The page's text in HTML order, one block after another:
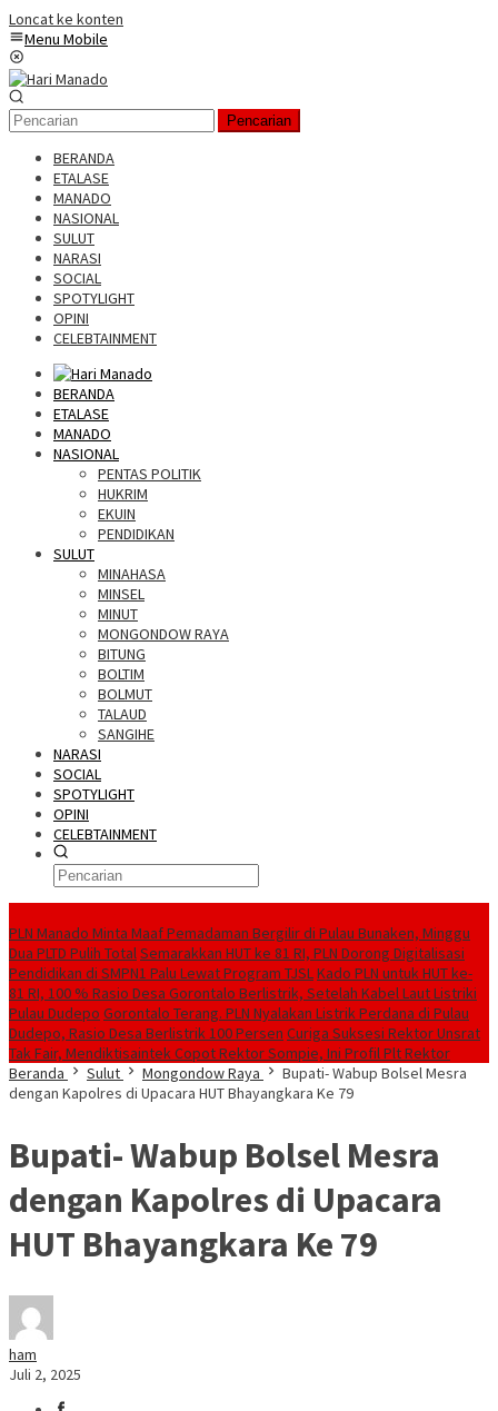
Loncat ke konten
Menu Mobile
Pencarian
BERANDA
ETALASE
MANADO
NASIONAL
SULUT
NARASI
SOCIAL
SPOTYLIGHT
OPINI
CELEBTAINMENT
BERANDA
ETALASE
MANADO
NASIONAL
PENTAS POLITIK
HUKRIM
EKUIN
PENDIDIKAN
SULUT
MINAHASA
MINSEL
MINUT
MONGONDOW RAYA
BITUNG
BOLTIM
BOLMUT
TALAUD
SANGIHE
NARASI
SOCIAL
SPOTYLIGHT
OPINI
CELEBTAINMENT
PLN Manado Minta Maaf Pemadaman Bergilir di Pulau Bunaken, Minggu
Dua PLTD Pulih TotalSemarakkan HUT ke 81 RI, PLN Dorong Digitalisasi
Pendidikan di SMPN1 Palu Lewat Program TJSLKado PLN untuk HUT ke-
81 RI, 100 % Rasio Desa Gorontalo Berlistrik, Setelah Kabel Laut Listriki
Pulau Dudepo Gorontalo Terang. PLN Nyalakan Listrik Perdana di Pulau
Dudepo, Rasio Desa Berlistrik 100 Persen Curiga Suksesi Rektor Unsrat
Tak Fair, Mendiktisaintek Copot Rektor Sompie, Ini Profil Plt Rektor
Beranda
Sulut Mongondow Raya
Bupati- Wabup Bolsel Mesra
dengan Kapolres di Upacara HUT Bhayangkara Ke 79
Bupati- Wabup Bolsel Mesra
dengan Kapolres di Upacara
HUT Bhayangkara Ke 79
ham
Juli 2, 2025